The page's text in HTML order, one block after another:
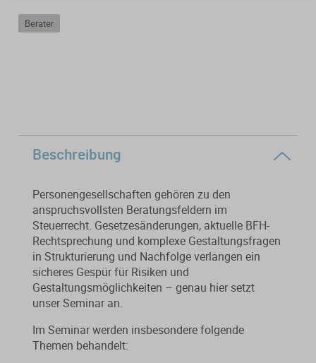
Gebühren­berechnung leicht
gemacht
Erscheint in Kürze
Neuheiten
Fit für die Ausbildung
Erscheint in Kürze
Neuheiten
Nachfolgeberatung
Alle Produkte
Themenpakete
Aktuelles Programm
Berater
Beschreibung
Personengesellschaften gehören zu den
anspruchsvollsten Beratungsfeldern im
Steuerrecht. Gesetzesänderungen, aktuelle BFH-
Rechtsprechung und komplexe Gestaltungsfragen
in Strukturierung und Nachfolge verlangen ein
sicheres Gespür für Risiken und
Gestaltungsmöglichkeiten – genau hier setzt
unser Seminar an.
Im Seminar werden insbesondere folgende
Themen behandelt: